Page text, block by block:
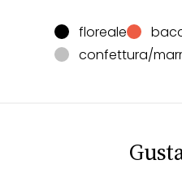
floreale
confettura/